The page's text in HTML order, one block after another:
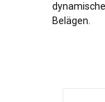
Belägen.